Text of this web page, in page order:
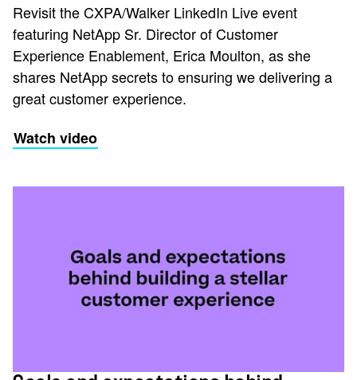
Revisit the CXPA/Walker LinkedIn Live event
featuring NetApp Sr. Director of Customer
Experience Enablement, Erica Moulton, as she
shares NetApp secrets to ensuring we delivering a
great customer experience.
Watch video